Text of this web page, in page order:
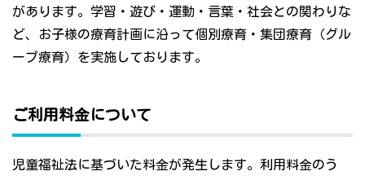
があります。学習・遊び・運動・言葉・社会との関わりな
ど、お子様の療育計画に沿って個別療育・集団療育（グル
ープ療育）を実施しております。
ご利用料金について
児童福祉法に基づいた料金が発生します。利用料金のう